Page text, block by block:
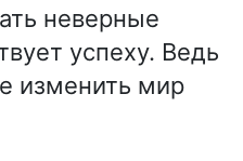
неверные
успеху. Ведь
изменить мир